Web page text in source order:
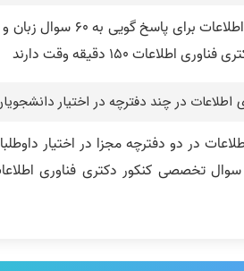
اطلاعات در چند دفترچه در اختیار
در دو دفترچه مجزا در اختیار
دفترچه شماره یک شامل 45 سوال تخصصی کنکور